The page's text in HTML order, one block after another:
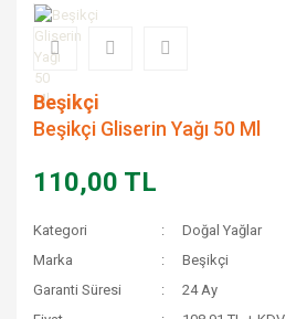
Beşikçi
Beşikçi Gliserin Yağı 50 Ml
110,00 TL
Kategori
Doğal Yağlar
Marka
Beşikçi
Garanti Süresi
24 Ay